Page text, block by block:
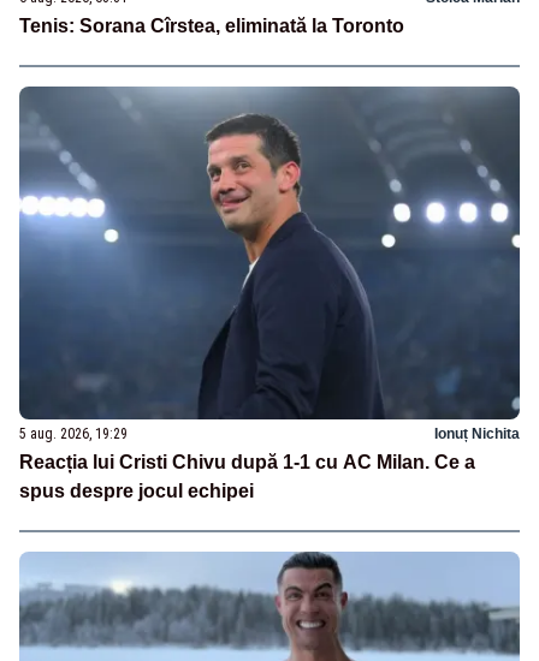
Tenis: Sorana Cîrstea, eliminată la Toronto
5 aug. 2026, 19:29 Ionuț Nichita
Reacția lui Cristi Chivu după 1-1 cu AC Milan. Ce a
spus despre jocul echipei